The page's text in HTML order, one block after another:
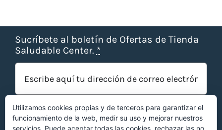
Sucríbete al boletín de Ofertas de Tienda
Saludable Center. *
Utilizamos cookies propias y de terceros para garantizar el
funcionamiento de la web, medir su uso y mejorar nuestros
servicios. Puede aceptar todas las cookies, rechazar las no